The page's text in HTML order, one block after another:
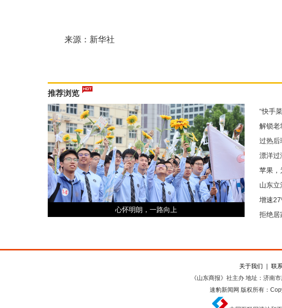
来源：新华社
推荐浏览
心怀明朗，一路向上
“快手
解锁老
过热后
漂洋过
苹果，
山东立
增速
拒绝居
关于我们 联
《山东商报》社主办 地址：济南
速豹新闻网 版权所有：